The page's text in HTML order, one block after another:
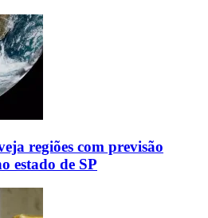
regiões com previsão
estado de SP